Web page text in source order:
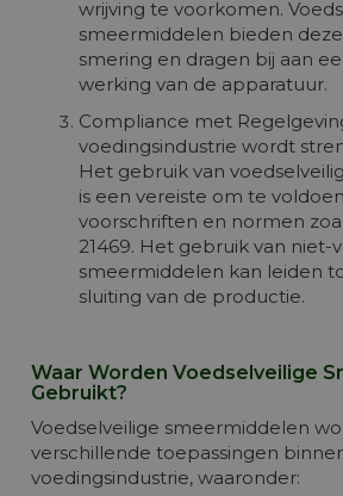
wrijving te voorkomen.
smeermiddelen bieden
smering en dragen bij aan
werking van de apparatuur.
Compliance met
voedingsindustrie wordt
Het gebruik van
is een vereiste om te
voorschriften en normen
21469. Het gebruik van niet-
smeermiddelen kan leiden
sluiting van de productie.
Waar Worden Voedselveilige
Gebruikt?
Voedselveilige smeermiddelen
verschillende toepassingen
voedingsindustrie, waaronder: